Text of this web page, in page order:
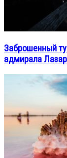
Заброшенный
адмирала